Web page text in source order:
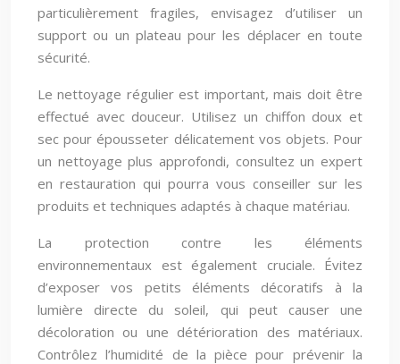
particulièrement fragiles, envisagez d’utiliser un
support ou un plateau pour les déplacer en toute
sécurité.
Le nettoyage régulier est important, mais doit être
effectué avec douceur. Utilisez un chiffon doux et
sec pour épousseter délicatement vos objets. Pour
un nettoyage plus approfondi, consultez un expert
en restauration qui pourra vous conseiller sur les
produits et techniques adaptés à chaque matériau.
La protection contre les éléments
environnementaux est également cruciale. Évitez
d’exposer vos petits éléments décoratifs à la
lumière directe du soleil, qui peut causer une
décoloration ou une détérioration des matériaux.
Contrôlez l’humidité de la pièce pour prévenir la